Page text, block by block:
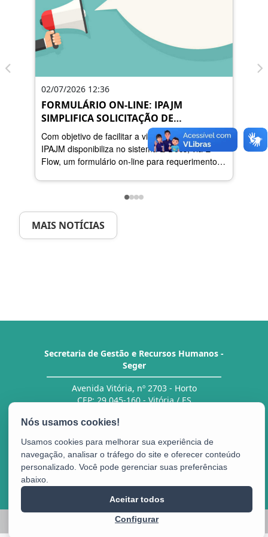
02/07/2026 12:36
FORMULÁRIO ON-LINE: IPAJM
SIMPLIFICA SOLICITAÇÃO DE
CONTINUIDADE DA CONTRIBUIÇÃO
PREVIDENCIÁRIA DURANTE LICENÇA
SEM VENCIMENTO
Com objetivo de facilitar a vida do servidor, o
IPAJM disponibiliza no sistema E-Docs, via E-
Flow, um formulário on-line para requerimento
sem vencimentos ou licença sem remuneração.
MAIS NOTÍCIAS
Secretaria de Gestão e Recursos Humanos -
Seger
Avenida Vitória, nº 2703 - Horto
CEP: 29.045-160 - Vitória / ES
27 3636-5292/ 5293
Portal do
Servidor
2025 – 2026 | Desenvolvido pelo
com Software Livre.
Usamos cookies para melhorar sua experiência de
navegação, analisar o tráfego do site e oferecer conteúdo
personalizado. Você pode gerenciar suas preferências
abaixo.
Configurar
Aceitar todos